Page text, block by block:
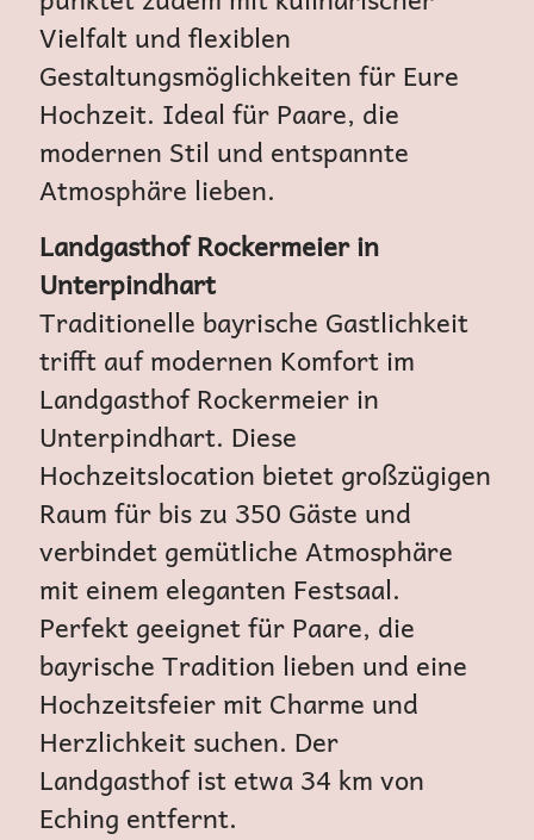
Vielfalt und flexiblen
Gestaltungsmöglichkeiten für Eure
Hochzeit. Ideal für Paare, die
modernen Stil und entspannte
Atmosphäre lieben.
Landgasthof Rockermeier in
Unterpindhart
Traditionelle bayrische Gastlichkeit
trifft auf modernen Komfort im
Landgasthof Rockermeier in
Unterpindhart. Diese
Hochzeitslocation bietet großzügigen
Raum für bis zu 350 Gäste und
verbindet gemütliche Atmosphäre
mit einem eleganten Festsaal.
Perfekt geeignet für Paare, die
bayrische Tradition lieben und eine
Hochzeitsfeier mit Charme und
Herzlichkeit suchen. Der
Landgasthof ist etwa 34 km von
Eching entfernt.